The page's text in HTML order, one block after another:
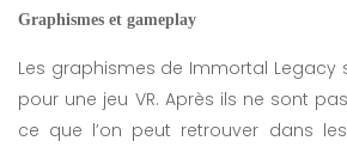
Graphismes et gameplay
Les graphismes de Immortal Legacy
pour une jeu VR. Après ils ne sont
ce que l’on peut retrouver dans